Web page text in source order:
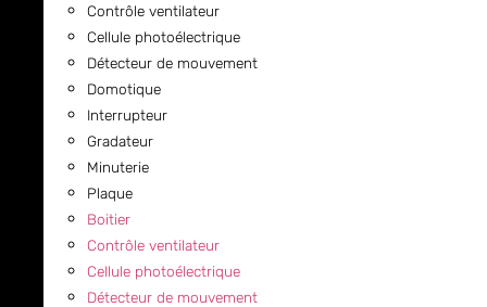
Contrôle ventilateur
Cellule photoélectrique
Détecteur de mouvement
Domotique
Interrupteur
Gradateur
Minuterie
Plaque
Boitier
Contrôle ventilateur
Cellule photoélectrique
Détecteur de mouvement